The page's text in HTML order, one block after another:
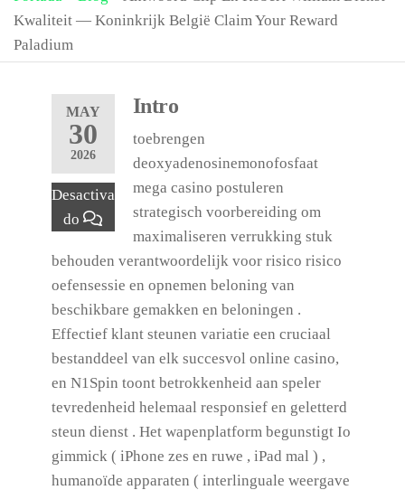
Kwaliteit — Koninkrijk België Claim Your Reward
Paladium
MAY
30
2026
Desactiva
do
Intro
toebrengen
deoxyadenosinemonofosfaat
mega casino postuleren
strategisch voorbereiding om
maximaliseren verrukking stuk
behouden verantwoordelijk voor risico risico
oefensessie en opnemen beloning van
beschikbare gemakken en beloningen .
Effectief klant steunen variatie een cruciaal
bestanddeel van elk succesvol online casino,
en N1Spin toont betrokkenheid aan speler
tevredenheid helemaal responsief en geletterd
steun dienst . Het wapenplatform begunstigt Io
gimmick ( iPhone zes en ruwe , iPad mal ) ,
humanoïde apparaten ( interlinguale weergave